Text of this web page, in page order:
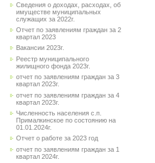
Сведения о доходах, расходах, об
имуществе муниципальных
служащих за 2022г.
Отчет по заявлениям граждан за 2
квартал 2023
Вакансии 2023г.
Реестр муниципального
жилищного фонда 2023г.
отчет по заявлениям граждан за 3
квартал 2023г.
отчет по заявлениям граждан за 4
квартал 2023г.
Численность населения с.п.
Прималкинское по состоянию на
01.01.2024г.
Отчет о работе за 2023 год
отчет по заявлениям граждан за 1
квартал 2024г.